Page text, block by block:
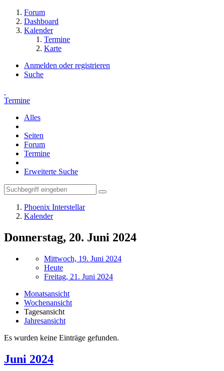
Forum
Dashboard
Kalender
Termine
Karte
Anmelden oder registrieren
Suche
Termine
Alles
Seiten
Forum
Termine
Erweiterte Suche
Phoenix Interstellar
Kalender
Donnerstag, 20. Juni 2024
Mittwoch, 19. Juni 2024
Heute
Freitag, 21. Juni 2024
Monatsansicht
Wochenansicht
Tagesansicht
Jahresansicht
Es wurden keine Einträge gefunden.
Juni 2024